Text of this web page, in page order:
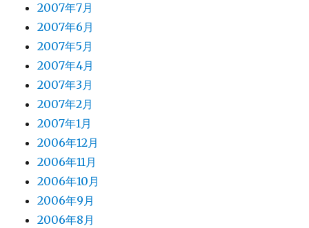
2007年7月
2007年6月
2007年5月
2007年4月
2007年3月
2007年2月
2007年1月
2006年12月
2006年11月
2006年10月
2006年9月
2006年8月